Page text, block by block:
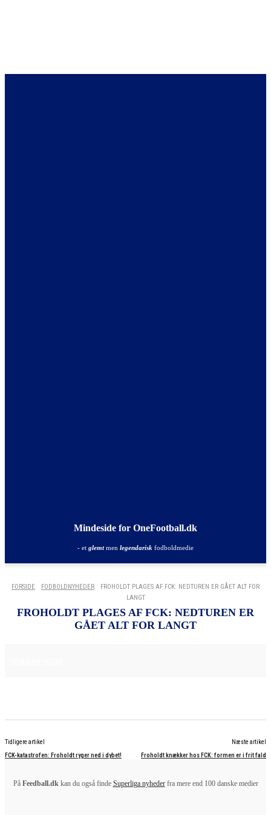
Mindeside for OneFootball.dk
- et glemtmen legendarisk fodboldmedie
FORSIDE FODBOLDNYHEDER
FROHOLDT PLAGES AF FCK: NEDTUREN ER GÅET ALT FOR
LANGT
FROHOLDT PLAGES AF FCK: NEDTUREN ER
GÅET ALT FOR LANGT
Tidligere artikel
FCK-katastrofen: Froholdt ryger ned i dybet!
Næste artikel
Froholdt knækker hos FCK: formen er i frit fald
På Feedball.dkkan du også finde Superliga nyhederfra mere end 100 danske medier